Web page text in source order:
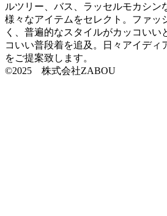
ルツリー、バス、ラッセルモカシン
様々なアイテムをセレクト。ファッ
く、普遍的なスタイルがカッコいい
コいい普段着を追及。日々アイディ
をご提案致します。
©2025 株式会社ZABOU